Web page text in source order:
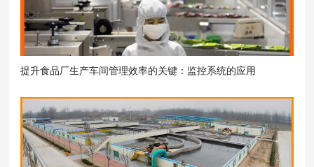
提升食品厂生产车间管理效率的关键：监控系统的应用